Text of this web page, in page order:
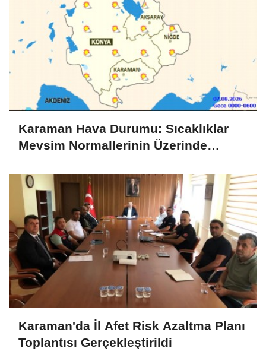
Karaman Hava Durumu: Sıcaklıklar
Mevsim Normallerinin Üzerinde
Karaman'da İl Afet Risk Azaltma Planı
Toplantısı Gerçekleştirildi